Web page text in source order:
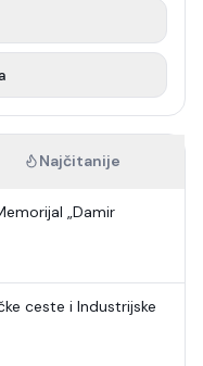
Najčitanije
„Damir
ceste i Industrijske